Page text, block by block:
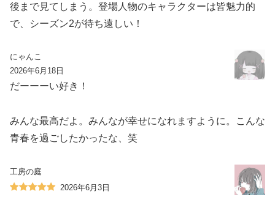
後まで見てしまう。登場人物のキャラクターは皆魅力的
で、シーズン2が待ち遠しい！
にゃんこ
2026年6月18日
だーーーい好き！
みんな最高だよ。みんなが幸せになれますように。こんな
青春を過ごしたかったな、笑
工房の庭
2026年6月3日